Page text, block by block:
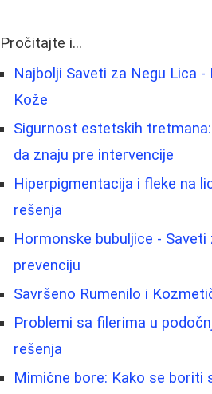
Pročitajte i...
Najbolji Saveti za Negu Lica -
Kože
Sigurnost estetskih
da znaju pre intervencije
Hiperpigmentacija i fleke na
rešenja
Hormonske bubuljice - Saveti
prevenciju
Savršeno Rumenilo i
Problemi sa filerima u
rešenja
Mimične bore: Kako se boriti